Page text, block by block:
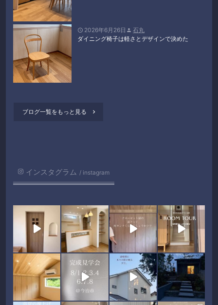
 2026年6月26日  石丸
ダイニング椅子は軽さとデザインで決めた
ブログ一覧をもっと見る 
インスタグラム instagram